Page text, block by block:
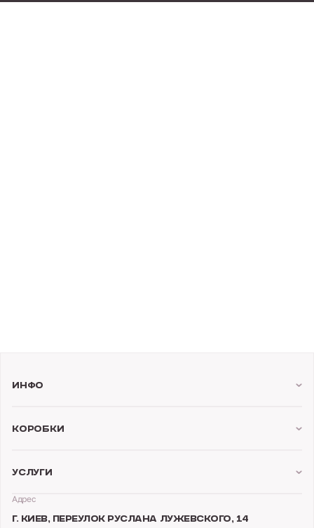
Адрес
Г. КИЕВ,ПЕРЕУЛОК РУСЛАНА ЛУЖЕВСКОГО, 14
Инфо
Коробки
Услуги